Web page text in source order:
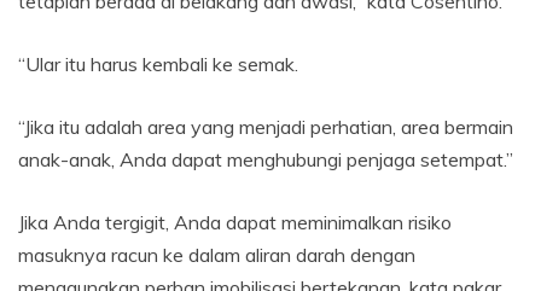
“Ular itu harus kembali ke semak.
“Jika itu adalah area yang menjadi perhatian, area bermain
anak-anak, Anda dapat menghubungi penjaga setempat.”
Jika Anda tergigit, Anda dapat meminimalkan risiko
masuknya racun ke dalam aliran darah dengan